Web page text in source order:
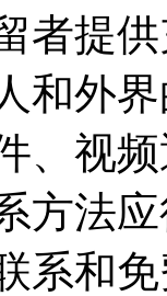
者提
和外
、视
方法
系和